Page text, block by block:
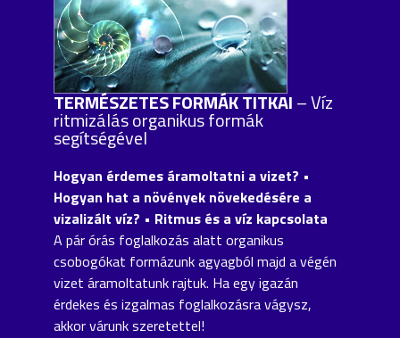
TERMÉSZETES FORMÁK TITKAI– Víz
ritmizálás organikus formák
segítségével
Hogyan érdemes áramoltatni a vizet? •
Hogyan hat a növények növekedésére a
vizalizált víz? • Ritmus és a víz kapcsolata
A pár órás foglalkozás alatt organikus
csobogókat formázunk agyagból majd a végén
vizet áramoltatunk rajtuk. Ha egy igazán
érdekes és izgalmas foglalkozásra vágysz,
akkor várunk szeretettel!